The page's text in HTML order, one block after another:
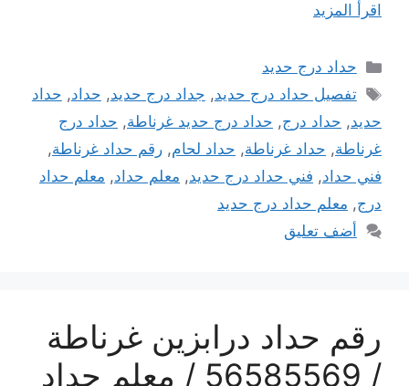
اقرأ المزيد
التصنيفات
حداد درج حديد
الوسوم
تفصيل حداد درج حديد, جداد درج حديد, حداد, حداد
حديد, حداد درج, حداد درج حديد غرناطة, حداد درج
غرناطة, حداد غرناطة, حداد لحام, رقم حداد غرناطة,
فني حداد, فني حداد درج حديد, معلم حداد, معلم حداد
درج, معلم حداد درج حديد
أضف تعليق
رقم حداد درابزين غرناطة
/ 56585569 / معلم حداد